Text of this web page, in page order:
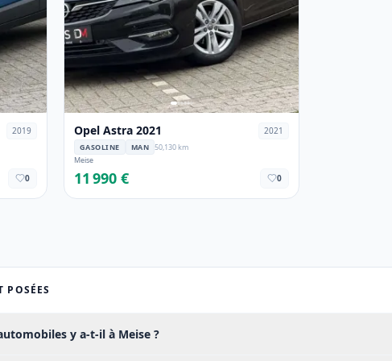
2019
0
Opel Astra 2021 2021
GASOLINE MAN 50,130 km
Meise
11 990 € 0
POSÉES
y a-t-il à Meise ?